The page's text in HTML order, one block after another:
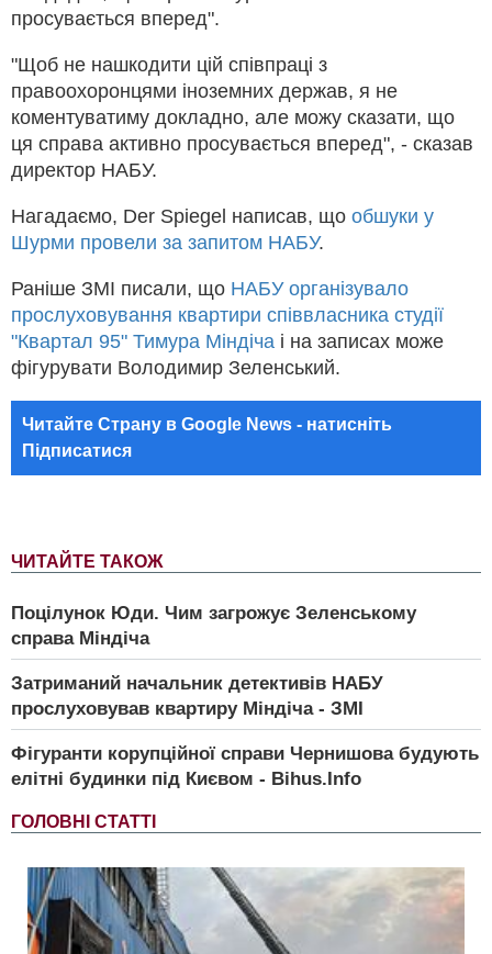
ЧИТАЙТЕ ТАКОЖ
Поцілунок Юди. Чим загрожує Зеленському
справа Міндіча
Затриманий начальник детективів НАБУ
прослуховував квартиру Міндіча - ЗМІ
Фігуранти корупційної справи Чернишова будують
елітні будинки під Києвом - Bihus.Info
просувається вперед".
"Щоб не нашкодити цій співпраці з
правоохоронцями іноземних держав, я не
коментуватиму докладно, але можу сказати, що
ця справа активно просувається вперед", - сказав
директор НАБУ.
Нагадаємо, Der Spiegel написав, що обшуки у
Шурми провели за запитом НАБУ.
Раніше ЗМІ писали, що НАБУ організувало
прослуховування квартири співвласника студії
"Квартал 95" Тимура Міндіча і на записах може
фігурувати Володимир Зеленський.
Читайте Страну в Google News - натисніть
Підписатися
ГОЛОВНІ СТАТТІ